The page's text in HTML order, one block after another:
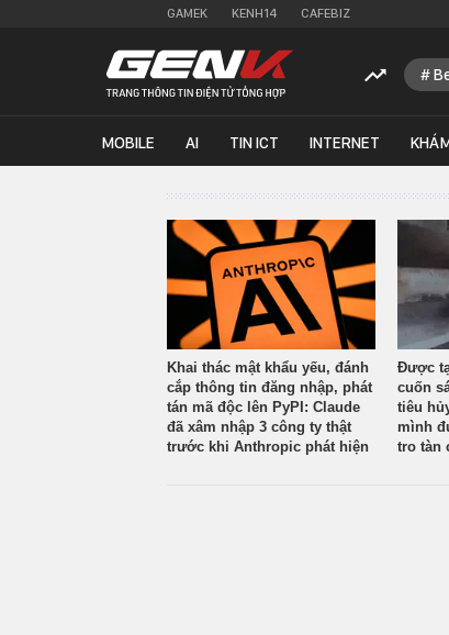
GAMEK KENH14 CAFEBIZ
MOBILE AI TIN ICT INTERNET
Khai thác mật khẩu yếu, đánh
cắp thông tin đăng nhập, phát
tán mã độc lên PyPI: Claude
đã xâm nhập 3 công ty thật
trước khi Anthropic phát hiện
Được
cuốn
tiêu
mình
tro tàn